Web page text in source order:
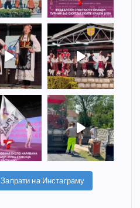
Запрати на Инстаграму